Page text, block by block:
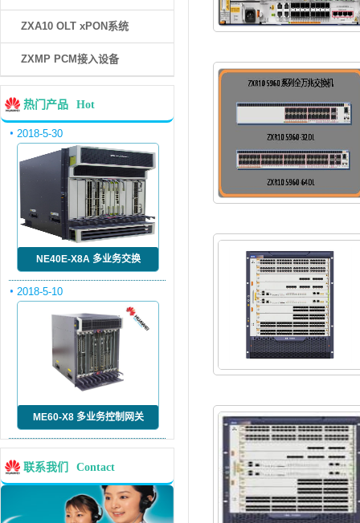
ZXA10 OLT xPON系统
ZXMP PCM接入设备
热门产品 Hot
2018-5-30
NE40E-X8A 多业务交换
2018-5-10
ME60-X8 多业务控制网关
联系我们 Contact